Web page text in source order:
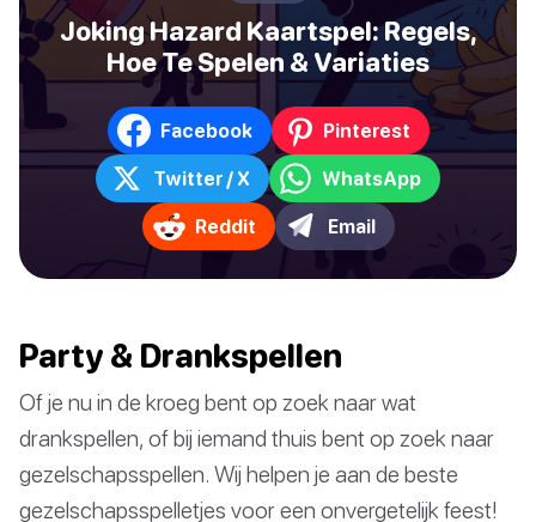
Joking Hazard Kaartspel: Regels,
Hoe Te Spelen & Variaties
Facebook Pinterest
Twitter / X WhatsApp
Reddit Email
Party & Drankspellen
Of je nu in de kroeg bent op zoek naar wat
drankspellen, of bij iemand thuis bent op zoek naar
gezelschapsspellen. Wij helpen je aan de beste
gezelschapsspelletjes voor een onvergetelijk feest!